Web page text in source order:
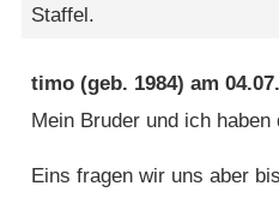
Staffel.
timo (geb. 1984) am
Mein Bruder und ich haben
Eins fragen wir uns aber